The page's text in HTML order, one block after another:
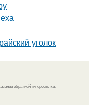
уголок
обратной гиперссылки.